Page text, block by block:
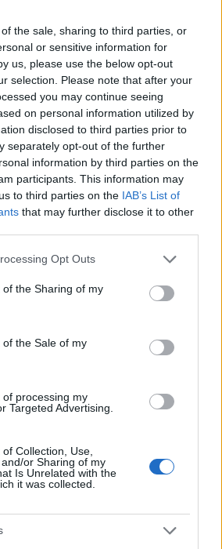
the sale, sharing to third parties, or
or sensitive information for
us, please use the below opt-out
selection. Please note that after your
you may continue seeing
on personal information utilized by
disclosed to third parties prior to
separately opt-out of the further
information by third parties on the
participants. This information may
to third parties on the IAB’s List of
that may further disclose it to other
app uses one or more Google
or usage behaviour. You may click to
to Google and its third-party tags to
specified purposes in below Google
Opt Outs
the Sharing of my
the Sale of my
processing my
Targeted Advertising.
Collection, Use,
or Sharing of my
Is Unrelated with the
it was collected.
«Όρθιος μέχρι το τέλος στο
και καλός φίλος, ο
Νίκος Ταγαράς, έφυγε από τη
άνθρωπος ευγενής, δημιουργικός,
Ανάπτυξης Τάκης
«Παλεψε σκληρά με τον
μέχρι το τέλος στο καθήκον. Τον
βαθιάς εκτίμησης και πολύ
σε όλα τα αγαπημένα
ο υπουργός Ανάπτυξης.
Νίκος Ταγαράς, έφυγε από τη
με τον καρκίνο κι ήταν όρθιος
εκτίμησης…
(@theodorikakosp)
May 29, 2026
το σύνολο της παράταξης
Μετανάστευσης και Ασύλου,
τα συλλυπητήριά του στους
λόγο για έναν «εξαιρετικό φίλο».
σημείωσε:
«Νιώθω πολύ
του Νίκου Ταγαρά. Ένας
πολιτικός. Αγάπησε τον
όλοι. Αιώνια η μνήμη, θα μας